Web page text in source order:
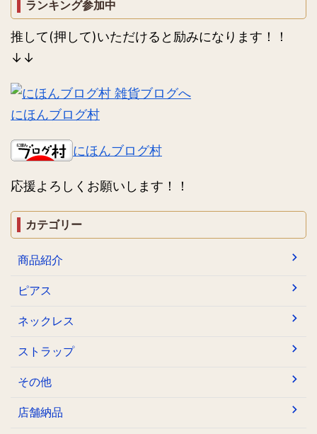
ランキング参加中
推して(押して)いただけると励みになります！！
↓↓
にほんブログ村
にほんブログ村
応援よろしくお願いします！！
カテゴリー
商品紹介
ピアス
ネックレス
ストラップ
その他
店舗納品